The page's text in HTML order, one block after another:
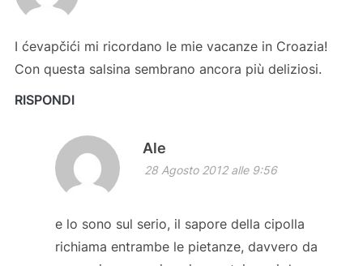
I ćevapčići mi ricordano le mie vacanze in Croazia!
Con questa salsina sembrano ancora più deliziosi.
RISPONDI
Ale
28 Agosto 2012 alle 9:56
e lo sono sul serio, il sapore della cipolla
richiama entrambe le pietanze, davvero da